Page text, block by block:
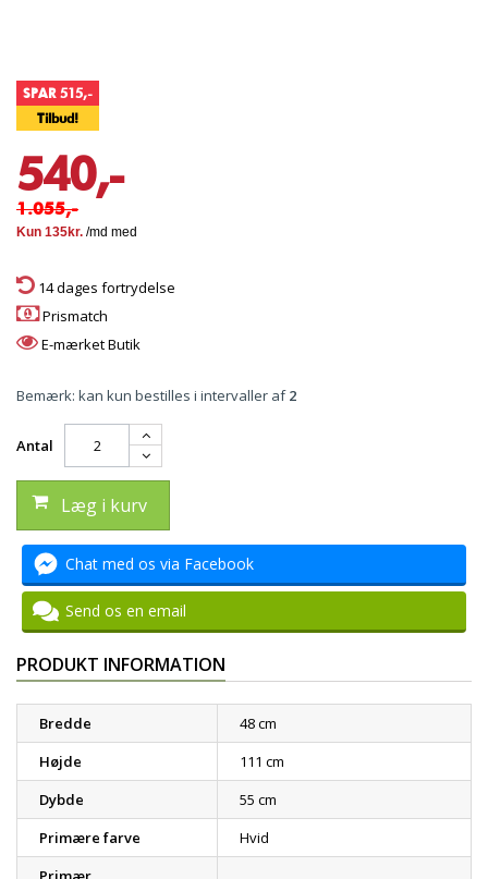
SPAR 515,-
Tilbud!
540,-
1.055,-
14 dages fortrydelse
Prismatch
E-mærket Butik
Bemærk: kan kun bestilles i intervaller af2
Antal
Læg i kurv
Chat med os via Facebook
Send os en email
PRODUKT INFORMATION
Bredde
48 cm
Højde
111 cm
Dybde
55 cm
Primære farve
Hvid